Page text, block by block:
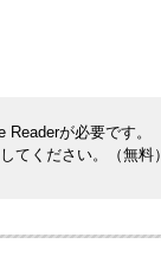
が必要です。
てください。（無料）